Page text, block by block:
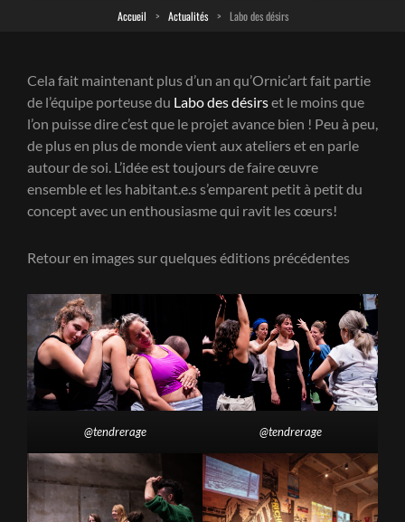
Accueil > Actualités > Labo des désirs
Cela fait maintenant plus d’un an qu’Ornic’art fait partie
de l’équipe porteuse du Labo des désirset le moins que
l’on puisse dire c’est que le projet avance bien ! Peu à peu,
de plus en plus de monde vient aux ateliers et en parle
autour de soi. L’idée est toujours de faire œuvre
ensemble et les habitant.e.s s’emparent petit à petit du
concept avec un enthousiasme qui ravit les cœurs!
Retour en images sur quelques éditions précédentes
@tendrerage @tendrerage